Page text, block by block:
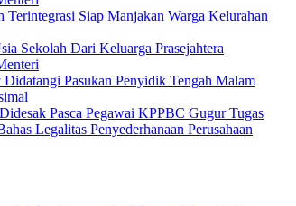
Siap Manjakan Warga Kelurahan
Sekolah Dari Keluarga Prasejahtera
Pasukan Penyidik Tengah Malam
Pasca Pegawai KPPBC Gugur Tugas
Legalitas Penyederhanaan Perusahaan